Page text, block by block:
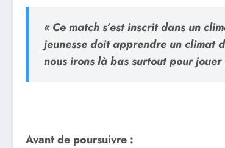
« Ce match s’est inscrit dans un
jeunesse doit apprendre un climat
nous irons là bas surtout pour
Avant de poursuivre :